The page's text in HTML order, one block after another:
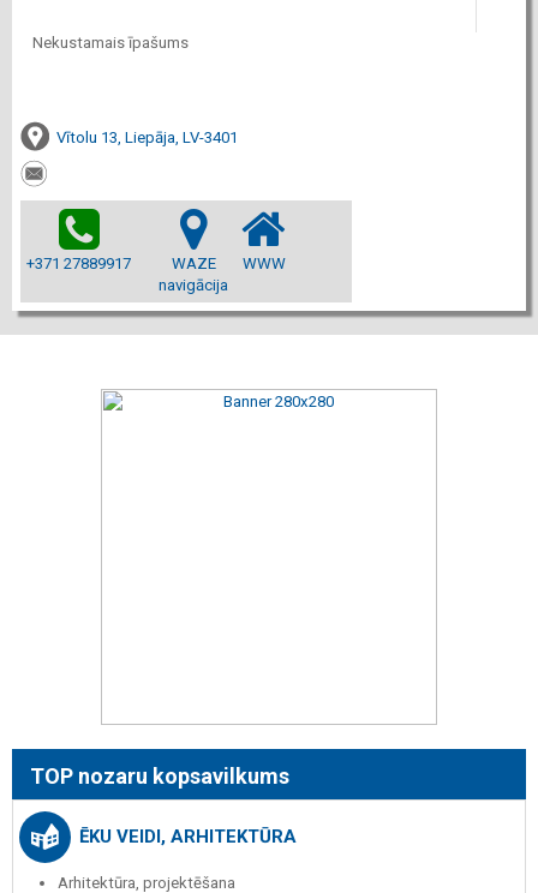
Nekustamais īpašums
Vītolu 13, Liepāja, LV-3401
+371 27889917
WAZE
navigācija
WWW
TOP nozaru kopsavilkums
ĒKU VEIDI, ARHITEKTŪRA
Arhitektūra, projektēšana